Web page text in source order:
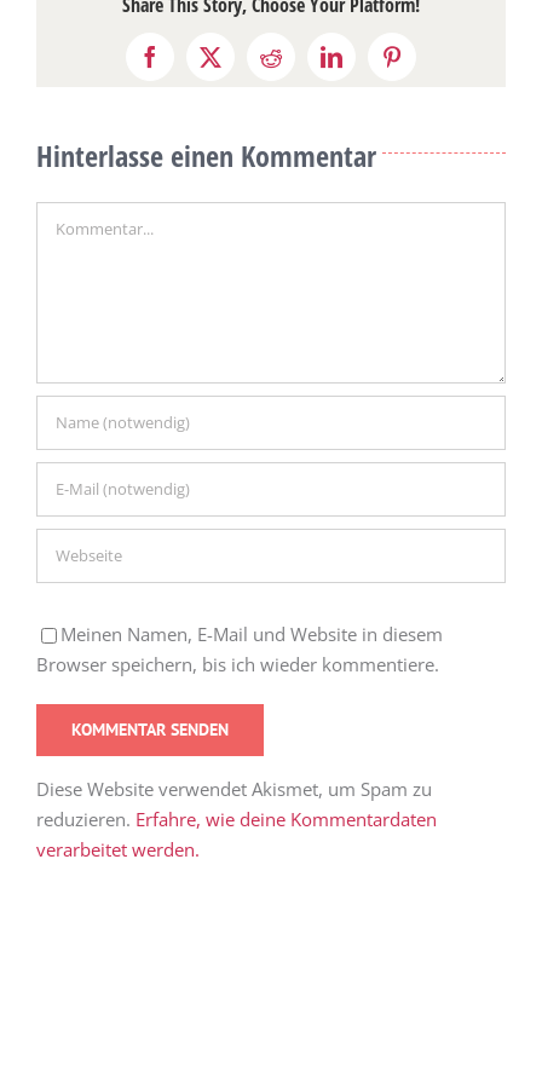
Facebook
X RedditLinkedInPinterest
Hinterlasse einen Kommentar
Meinen Namen, E-Mail und Website in diesem
Browser speichern, bis ich wieder kommentiere.
Diese Website verwendet Akismet, um Spam zu
reduzieren. Erfahre, wie deine Kommentardaten
verarbeitet werden.